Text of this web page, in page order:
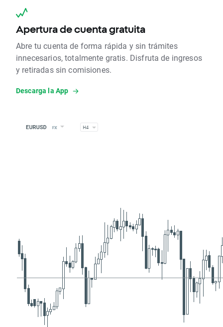
Apertura de cuenta gratuita
Abre tu cuenta de forma rápida y sin trámites
innecesarios, totalmente gratis. Disfruta de ingresos
y retiradas sin comisiones.
Descarga la App